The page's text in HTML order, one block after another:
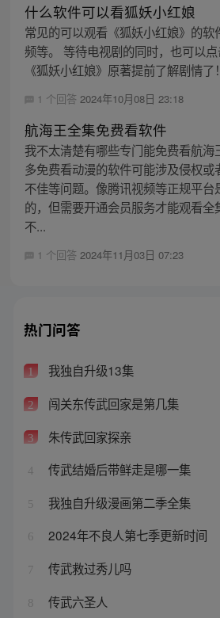
什么软件可以看狐妖小红娘
常见的可以观看《狐妖小红娘》的软
频等。 等待电视剧的同时，也可以
《狐妖小红娘》原著提前了解剧情了！
1 个回答 2024年10月08日 23:18
航海王全集免费看软件
我不太清楚有哪些专门能免费看航海
多免费看动漫的软件可能涉及侵权或
不佳等问题。像腾讯视频等正规平台
的，但需要开通会员服务才能观看全
不...
1 个回答 2024年11月03日 07:23
热门问答
1 我独自升级13集
2 闯关东传武回家是第几集
3 朱传武回家探亲
4 传武结婚后带鲜走是哪一集
5 我独自升级漫画第二季全集
6 2024年不良人第七季更新时间
7 传武救过秀儿吗
8 传武六圣人